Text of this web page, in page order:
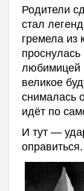
Родители
стал
гремела из
любимицей
великое
снималась
идёт по
И тут —
оправиться.